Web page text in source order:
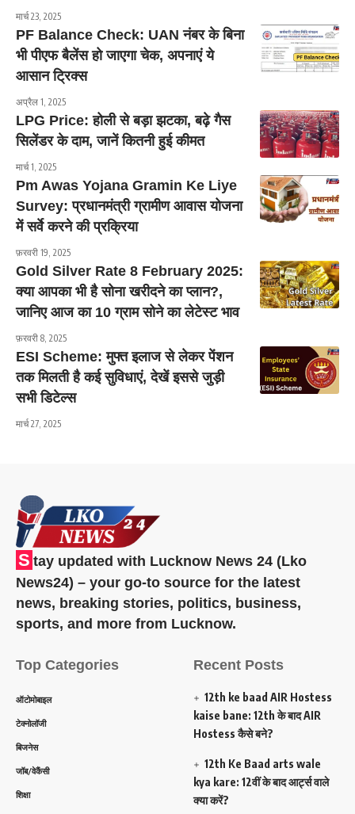
मार्च 23, 2025
PF Balance Check: UAN नंबर के बिना
भी पीएफ बैलेंस हो जाएगा चेक, अपनाएं ये
आसान ट्रिक्स
अप्रैल 1, 2025
LPG Price: होली से बड़ा झटका, बढ़े गैस
सिलेंडर के दाम, जानें कितनी हुई कीमत
मार्च 1, 2025
Pm Awas Yojana Gramin Ke Liye
Survey: प्रधानमंत्री ग्रामीण आवास योजना
में सर्वे करने की प्रक्रिया
फ़रवरी 19, 2025
Gold Silver Rate 8 February 2025:
क्या आपका भी है सोना खरीदने का प्लान?,
जानिए आज का 10 ग्राम सोने का लेटेस्ट भाव
फ़रवरी 8, 2025
ESI Scheme: मुफ्त इलाज से लेकर पेंशन
तक मिलती है कई सुविधाएं, देखें इससे जुड़ी
सभी डिटेल्स
मार्च 27, 2025
S tay updated with Lucknow News 24 (Lko
News24) – your go-to source for the latest
news, breaking stories, politics, business,
sports, and more from Lucknow.
Top Categories
ऑटोमोबाइल
टेक्नोलॉजी
बिजनेस
जॉब/वेकैंसी
शिक्षा
Recent Posts
12th ke baad AIR Hostess
kaise bane: 12th के बाद AIR
Hostess कैसे बने?
12th Ke Baad arts wale
kya kare: 12वीं के बाद आर्ट्स वाले
क्या करें?